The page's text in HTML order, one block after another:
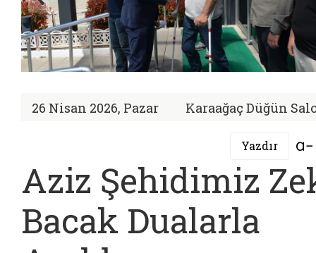
26 Nisan 2026, Pazar Karaağaç Düğün
Yazdır
Aziz Şehidimiz
Bacak Dualarla